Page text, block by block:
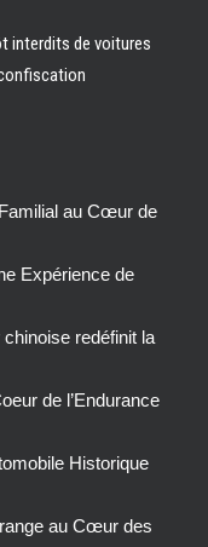
interdits de voitures
au Cœur de
Expérience de
redéfinit la
de l’Endurance
Historique
au Cœur des